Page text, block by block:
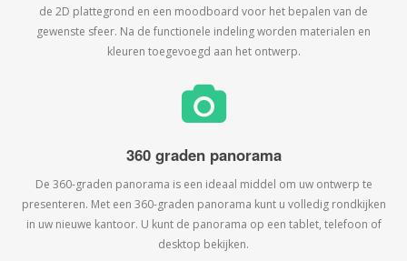
de 2D plattegrond en een moodboard voor het bepalen van de
gewenste sfeer. Na de functionele indeling worden materialen en
kleuren toegevoegd aan het ontwerp.
360 graden panorama
De 360-graden panorama is een ideaal middel om uw ontwerp te
presenteren. Met een 360-graden panorama kunt u volledig rondkijken
in uw nieuwe kantoor. U kunt de panorama op een tablet, telefoon of
desktop bekijken.